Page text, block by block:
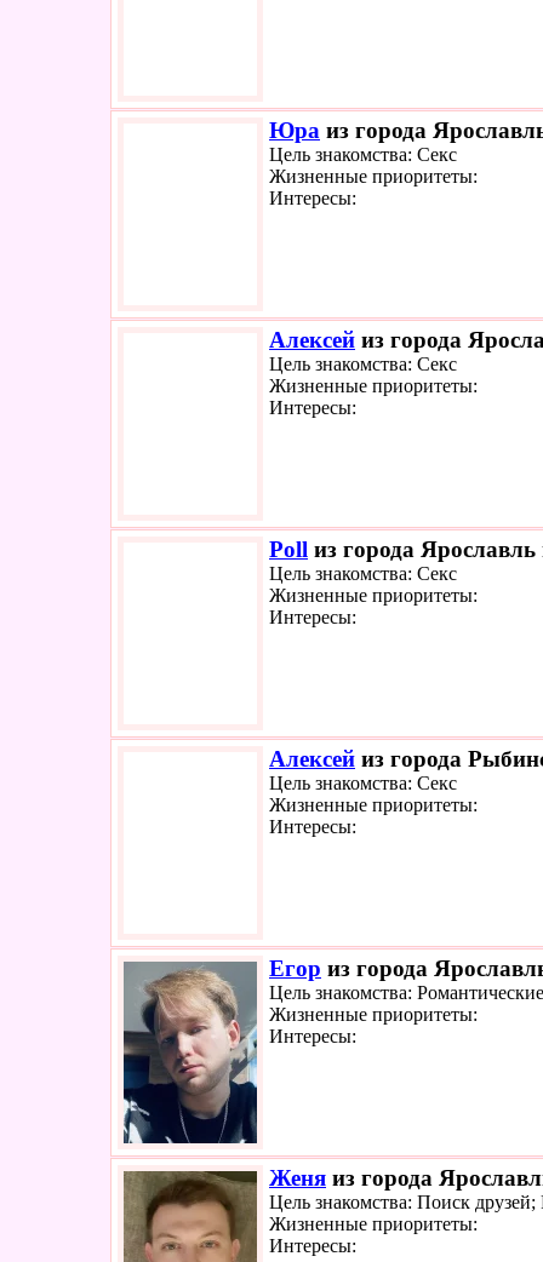
Юра из города
Цель знакомства: Секс
Жизненные приоритеты:
Интересы:
Алексей из города
Цель знакомства: Секс
Жизненные приоритеты:
Интересы:
Poll из города
Цель знакомства: Секс
Жизненные приоритеты:
Интересы:
Алексей из города
Цель знакомства: Секс
Жизненные приоритеты:
Интересы:
Егор из города
Цель знакомства:
Жизненные приоритеты:
Интересы:
Женя из города
Цель знакомства: Поиск
Жизненные приоритеты:
Интересы: